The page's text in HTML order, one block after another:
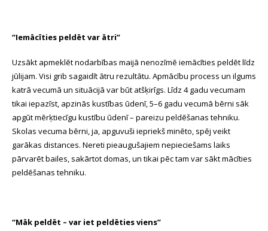
“Iemācīties peldēt var ātri”
Uzsākt apmeklēt nodarbības maijā nenozīmē iemācīties peldēt līdz
jūlijam. Visi grib sagaidīt ātru rezultātu. Apmācību process un ilgums
katrā vecumā un situācijā var būt atšķirīgs. Līdz 4 gadu vecumam
tikai iepazīst, apzinās kustības ūdenī, 5–6 gadu vecumā bērni sāk
apgūt mērķtiecīgu kustību ūdenī – pareizu peldēšanas tehniku.
Skolas vecuma bērni, ja, apguvuši iepriekš minēto, spēj veikt
garākas distances. Nereti pieaugušajiem nepieciešams laiks
pārvarēt bailes, sakārtot domas, un tikai pēc tam var sākt mācīties
peldēšanas tehniku.
“Māk peldēt – var iet peldēties viens”